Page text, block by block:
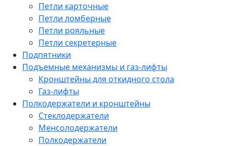
Петли карточные
Петли ломберные
Петли рояльные
Петли секретерные
Подпятники
Подъемные механизмы и газ-лифты
Кронштейны для откидного стола
Газ-лифты
Полкодержатели и кронштейны
Стеклодержатели
Менсолодержатели
Полкодержатели